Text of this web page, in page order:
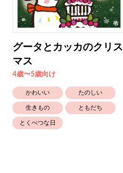
グータとカッカのクリス
マス
4歳〜5歳向け
かわいい たのしい
生きもの ともだち
とくべつな日